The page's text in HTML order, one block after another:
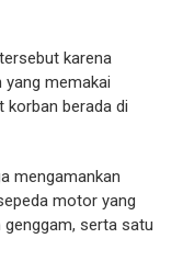
karena
yang memakai
korban berada di
mengamankan
motor yang
serta satu